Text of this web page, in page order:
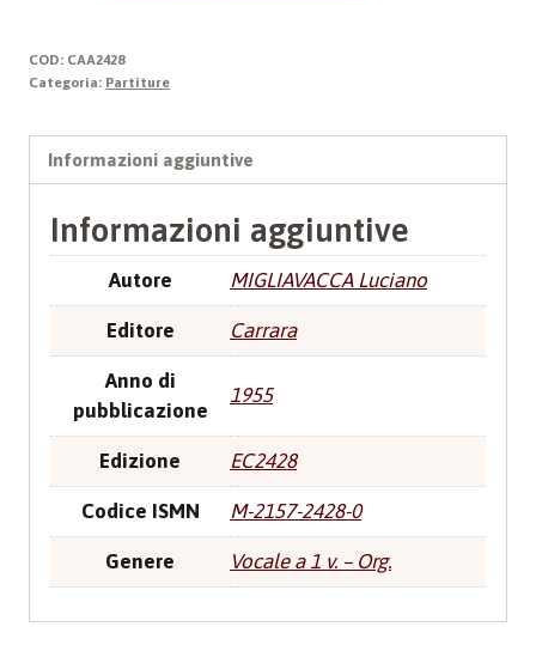
COD: CAA2428
Categoria: Partiture
Informazioni aggiuntive
Informazioni aggiuntive
Autore MIGLIAVACCA Luciano
Editore Carrara
Anno di
pubblicazione
1955
Edizione EC2428
Codice ISMN M-2157-2428-0
Genere Vocale a 1 v. – Org.